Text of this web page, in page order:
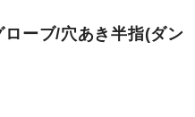
ローブ/穴あき半指(ダン